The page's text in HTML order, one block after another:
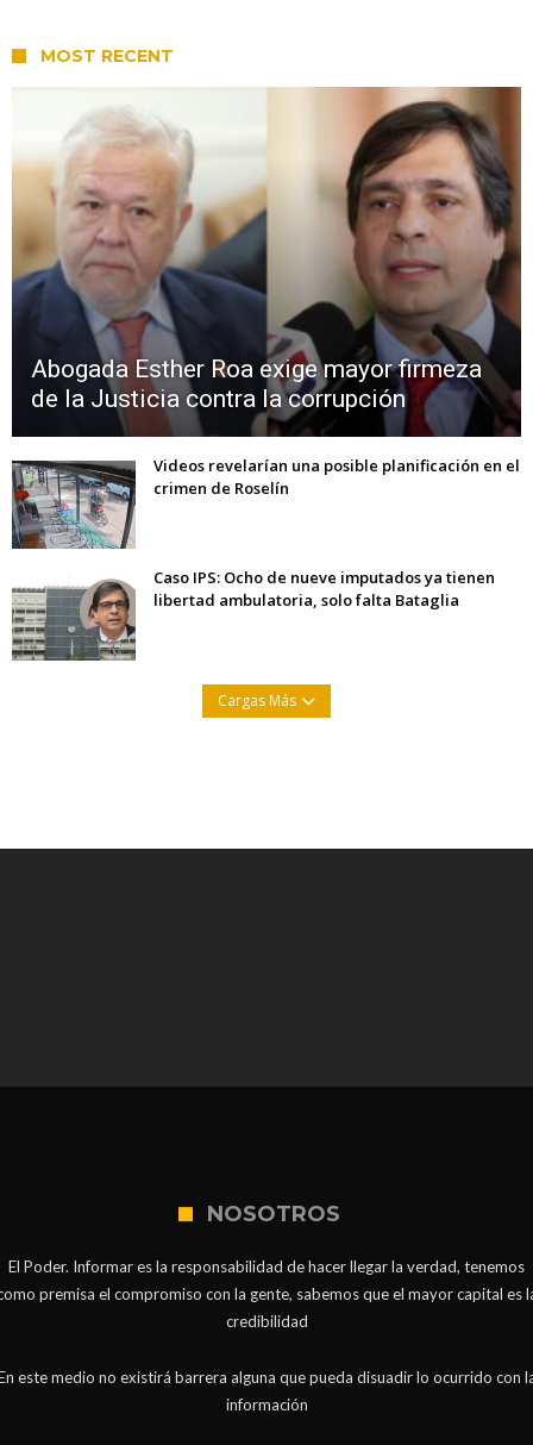
MOST RECENT
Abogada Esther Roa exige mayor firmeza
de la Justicia contra la corrupción
Videos revelarían una posible planificación en el
crimen de Roselín
Caso IPS: Ocho de nueve imputados ya tienen
libertad ambulatoria, solo falta Bataglia
Cargas Más
NOSOTROS
El Poder. Informar es la responsabilidad de hacer llegar la verdad, tenemos
premisa el compromiso con la gente, sabemos que el mayor capital es
credibilidad
este medio no existirá barrera alguna que pueda disuadir lo ocurrido con
información